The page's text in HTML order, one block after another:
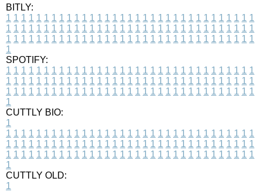
BITLY:
1 1 1 1 1 1 1 1 1 1 1 1 1 1 1 1 1 1 1 1 1 1 1 1 1 1 1 1 1 1 1 1 1
1 1 1 1 1 1 1 1 1 1 1 1 1 1 1 1 1 1 1 1 1 1 1 1 1 1 1 1 1 1 1 1 1
1 1 1 1 1 1 1 1 1 1 1 1 1 1 1 1 1 1 1 1 1 1 1 1 1 1 1 1 1 1 1 1 1
1
SPOTIFY:
1 1 1 1 1 1 1 1 1 1 1 1 1 1 1 1 1 1 1 1 1 1 1 1 1 1 1 1 1 1 1 1 1
1 1 1 1 1 1 1 1 1 1 1 1 1 1 1 1 1 1 1 1 1 1 1 1 1 1 1 1 1 1 1 1 1
1 1 1 1 1 1 1 1 1 1 1 1 1 1 1 1 1 1 1 1 1 1 1 1 1 1 1 1 1 1 1 1 1
1
CUTTLY BIO:
1
1 1 1 1 1 1 1 1 1 1 1 1 1 1 1 1 1 1 1 1 1 1 1 1 1 1 1 1 1 1 1 1 1
1 1 1 1 1 1 1 1 1 1 1 1 1 1 1 1 1 1 1 1 1 1 1 1 1 1 1 1 1 1 1 1 1
1 1 1 1 1 1 1 1 1 1 1 1 1 1 1 1 1 1 1 1 1 1 1 1 1 1 1 1 1 1 1 1 1
1
CUTTLY OLD:
1